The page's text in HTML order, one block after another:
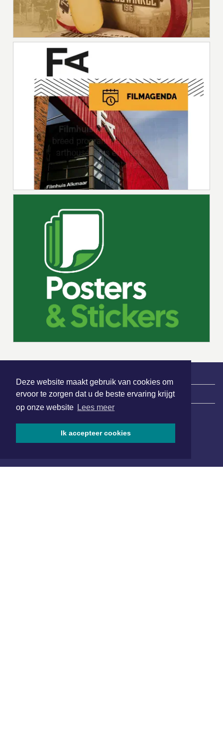
Deze website maakt gebruik van cookies om
ervoor te zorgen dat u de beste ervaring krijgt
op onze website Lees meer
Ik accepteer cookies
| Nieuws | Sport | Evenementen
Hoofdvestiging:
van Benthuizenlaan 1